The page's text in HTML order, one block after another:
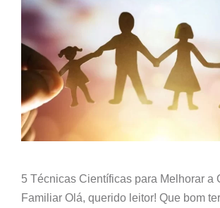
5 Técnicas Científicas para Melhorar a
Familiar Olá, querido leitor! Que bom